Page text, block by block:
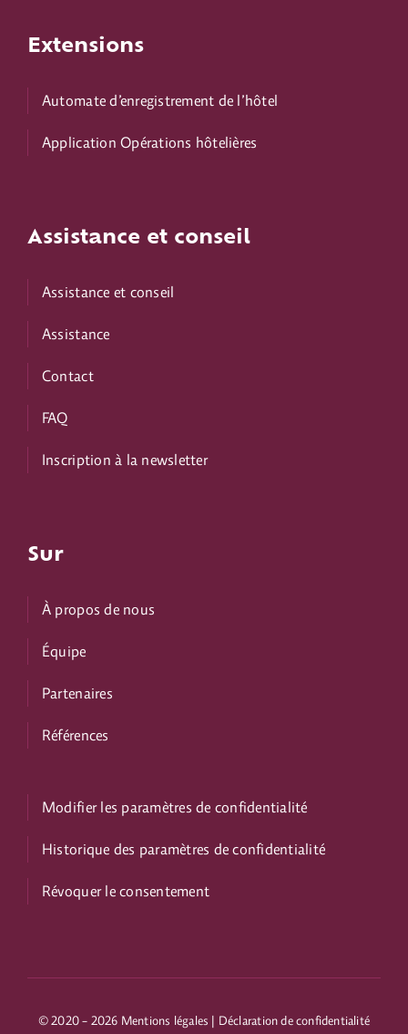
Extensions
Automate d’enregistrement de l’hôtel
Application Opérations hôtelières
Assistance et conseil
Assistance et conseil
Assistance
Contact
FAQ
Inscription à la newsletter
Sur
À propos de nous
Équipe
Partenaires
Références
Modifier les paramètres de confidentialité
Historique des paramètres de confidentialité
Révoquer le consentement
© 2020 - 2026 Mentions légales | Déclaration de confidentialité